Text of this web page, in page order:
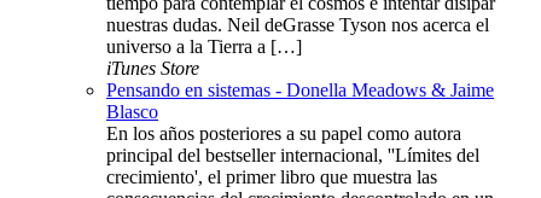
nuestras dudas. Neil deGrasse Tyson nos acerca el
universo a la Tierra a […]
iTunes Store
Pensando en sistemas - Donella Meadows & Jaime
Blasco
En los años posteriores a su papel como autora
principal del bestseller internacional, ''Límites del
crecimiento', el primer libro que muestra las